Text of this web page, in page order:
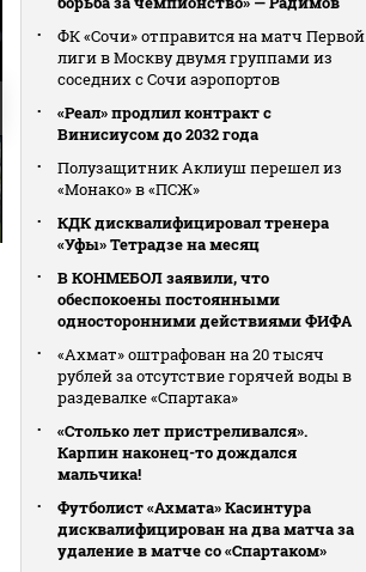
ФК «Сочи» отправится на матч Первой
лиги в Москву двумя группами из
соседних с Сочи аэропортов
«Реал» продлил контракт с
Винисиусом до 2032 года
Полузащитник Аклиуш перешел из
«Монако» в «ПСЖ»
КДК дисквалифицировал тренера
«Уфы» Тетрадзе на месяц
В КОНМЕБОЛ заявили, что
обеспокоены постоянными
односторонними действиями ФИФА
«Ахмат» оштрафован на 20 тысяч
рублей за отсутствие горячей воды в
раздевалке «Спартака»
«Столько лет пристреливался».
Карпин наконец-то дождался
мальчика!
Футболист «Ахмата» Касинтура
дисквалифицирован на два матча за
удаление в матче со «Спартаком»